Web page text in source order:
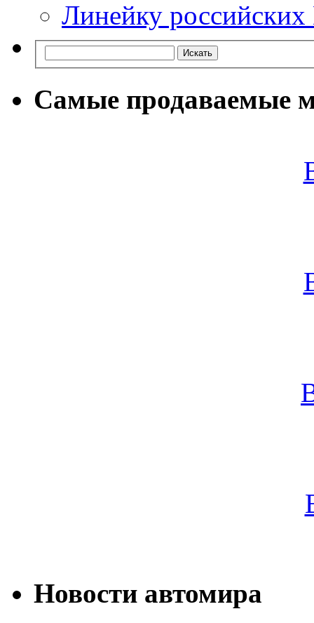
Линейку
Самые продаваемые
Новости автомира